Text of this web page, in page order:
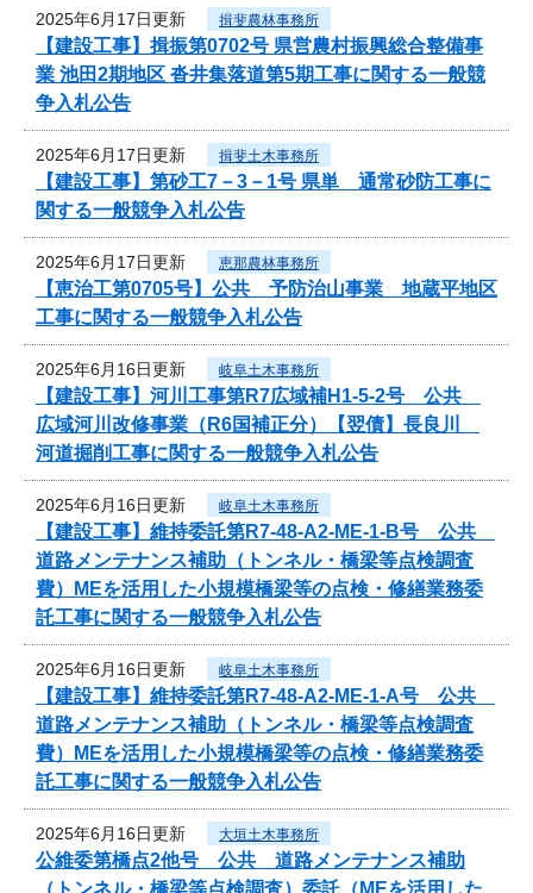
2025年6月17日更新 揖斐農林事務所
【建設工事】揖振第0702号 県営農村振興総合整備事
業 池田2期地区 沓井集落道第5期工事に関する一般競
争入札公告
2025年6月17日更新 揖斐土木事務所
【建設工事】第砂工7－3－1号 県単 通常砂防工事に
関する一般競争入札公告
2025年6月17日更新 恵那農林事務所
【恵治工第0705号】公共 予防治山事業 地蔵平地区
工事に関する一般競争入札公告
2025年6月16日更新 岐阜土木事務所
【建設工事】河川工事第R7広域補H1-5-2号 公共
広域河川改修事業（R6国補正分）【翌債】長良川
河道掘削工事に関する一般競争入札公告
2025年6月16日更新 岐阜土木事務所
【建設工事】維持委託第R7-48-A2-ME-1-B号 公共
道路メンテナンス補助（トンネル・橋梁等点検調査
費）MEを活用した小規模橋梁等の点検・修繕業務委
託工事に関する一般競争入札公告
2025年6月16日更新 岐阜土木事務所
【建設工事】維持委託第R7-48-A2-ME-1-A号 公共
道路メンテナンス補助（トンネル・橋梁等点検調査
費）MEを活用した小規模橋梁等の点検・修繕業務委
託工事に関する一般競争入札公告
2025年6月16日更新 大垣土木事務所
公維委第橋点2他号 公共 道路メンテナンス補助
（トンネル・橋梁等点検調査）委託（MEを活用した